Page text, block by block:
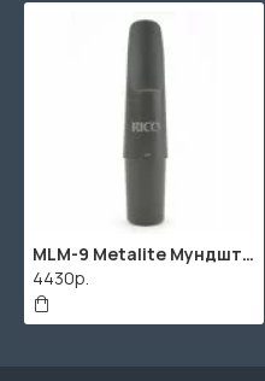
MLM-9 Metalite Мундштук для саксофона баритон, М9, Rico
4430р.